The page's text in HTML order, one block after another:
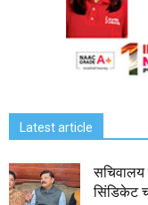
Latest article
सचिवालय
सिंडिकेट